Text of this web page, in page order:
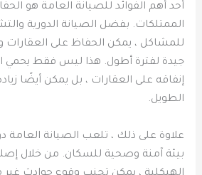
أحد أهم الفوائد للصيانة العامة هو
الممتلكات. بفضل الصيانة الدورية
للمشاكل ، يمكن الحفاظ على العقارات
جيدة لفترة أطول. هذا ليس فقط يحمي
إنفاقه على العقارات ، بل يمكن أيضًا
الطويل.
علاوة على ذلك ، تلعب الصيانة العامة
بيئة آمنة وصحية للسكان. من خلال